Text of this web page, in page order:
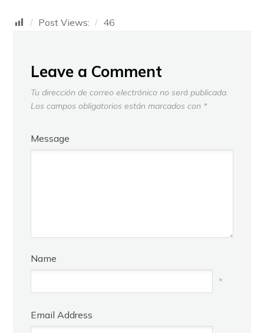
Post Views: 46
Leave a Comment
Tu dirección de correo electrónico no será publicada.
Los campos obligatorios están marcados con *
Message
Name
*
Email Address